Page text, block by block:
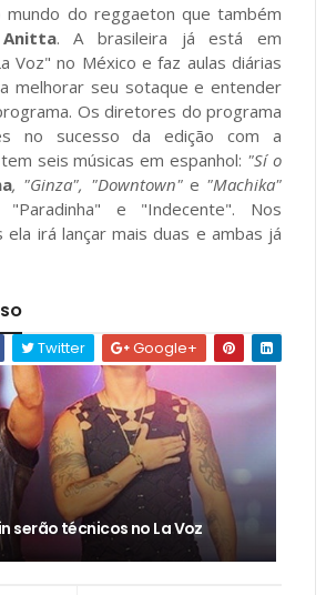
do reggaeton que também
Anitta. A brasileira já está em
Voz" no México e faz aulas diárias
melhorar seu sotaque e entender
Os diretores do programa
no sucesso da edição com a
seis músicas em espanhol: "Sí o
, "Ginza", "Downtown"e "Machika"
"Paradinha" e "Indecente". Nos
irá lançar mais duas e ambas já
Twitter Google+
serão técnicos no La Voz